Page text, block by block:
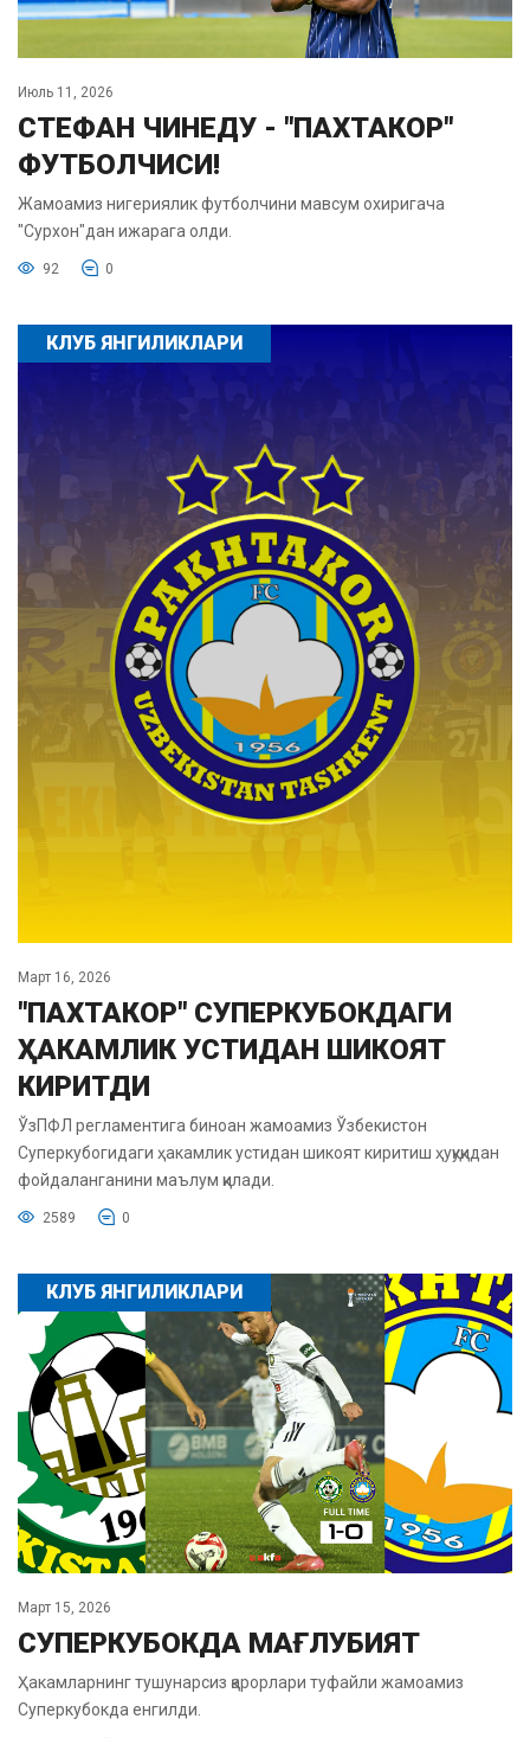
Июль 11, 2026
СТЕФАН ЧИНЕДУ - "ПАХТАКОР"
ФУТБОЛЧИСИ!
Жамоамиз нигериялик футболчини мавсум охиригача
"Сурхон"дан ижарага олди.
92 0
КЛУБ ЯНГИЛИКЛАРИ
Март 16, 2026
"ПАХТАКОР" СУПЕРКУБОКДАГИ
ҲАКАМЛИК УСТИДАН ШИКОЯТ
КИРИТДИ
ЎзПФЛ регламентига биноан жамоамиз Ўзбекистон
Суперкубогидаги ҳакамлик устидан шикоят киритиш ҳуқуқидан
фойдаланганини маълум қилади.
2589 0
КЛУБ ЯНГИЛИКЛАРИ
Март 15, 2026
СУПЕРКУБОКДА МАҒЛУБИЯТ
Ҳакамларнинг тушунарсиз қарорлари туфайли жамоамиз
Суперкубокда енгилди.